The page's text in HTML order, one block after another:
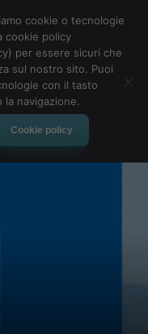
cookie o tecnologie
cookie policy
per essere sicuri che
sul nostro sito. Puoi
con il tasto
navigazione.
Cookie policy